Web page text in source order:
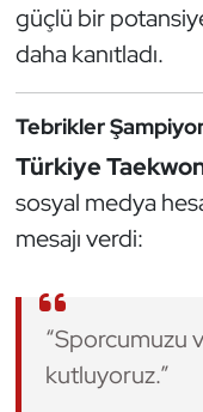
güçlü bir
daha kanıtladı.
Tebrikler
Türkiye
sosyal medya
mesajı verdi:
“Sporcumuzu
kutluyoruz.”
Okçuluk
Optimist
Oryantiring
Özel
Ragbi
Satranç